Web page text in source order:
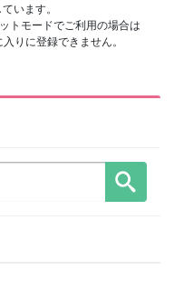
います。
トモードでご利用の場合は
りに登録できません。